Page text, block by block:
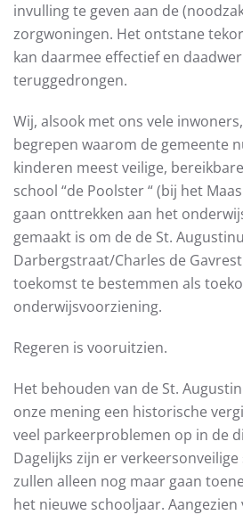
invulling te geven aan de
zorgwoningen. Het ontstane
kan daarmee effectief en
teruggedrongen.
Wij, alsook met ons vele
begrepen waarom de gemeente
kinderen meest veilige,
school “de Poolster “ (bij het
gaan onttrekken aan het
gemaakt is om de de St.
Darbergstraat/Charles de
toekomst te bestemmen als
onderwijsvoorziening.
Regeren is vooruitzien.
Het behouden van de St.
onze mening een historische
veel parkeerproblemen op in de
Dagelijks zijn er
zullen alleen nog maar gaan
het nieuwe schooljaar.